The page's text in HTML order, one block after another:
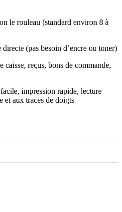
le rouleau (standard environ 8 à
(pas besoin d’encre ou toner)
caisse, reçus, bons de commande,
impression rapide, lecture
et aux traces de doigts